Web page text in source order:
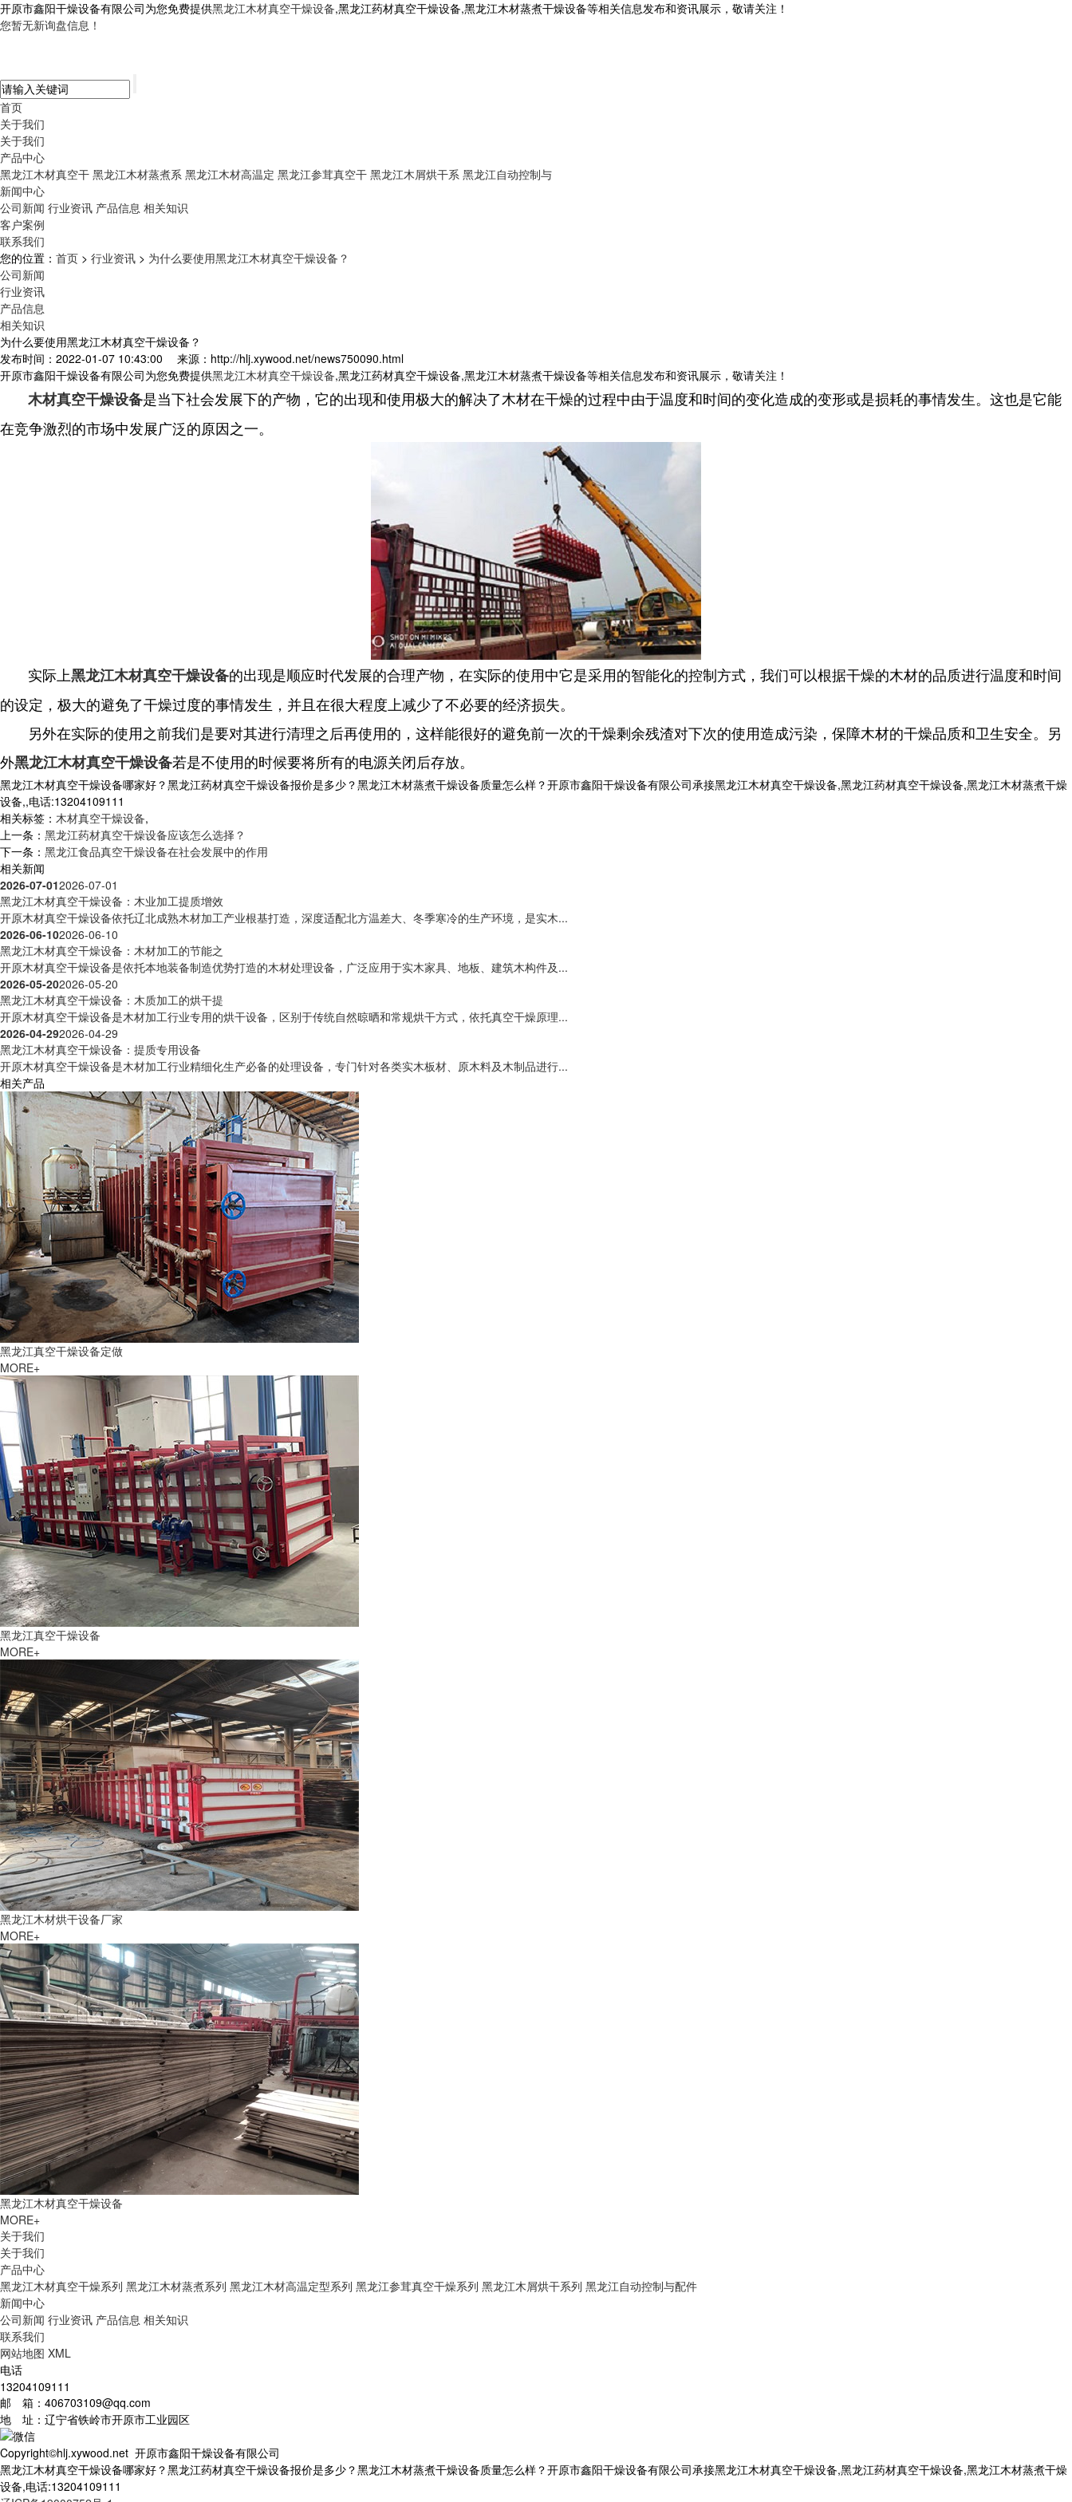
开原市鑫阳干燥设备有限公司为您免费提供黑龙江木材真空干燥设备,黑龙江药材真空干燥设备,黑龙江木材蒸煮干燥设备等相关信息发布和资讯展示，敬请关注！
您暂无新询盘信息！
首页
关于我们
关于我们
产品中心
黑龙江木材真空干 黑龙江木材蒸煮系 黑龙江木材高温定 黑龙江参茸真空干 黑龙江木屑烘干系 黑龙江自动控制与
新闻中心
公司新闻 行业资讯 产品信息 相关知识
客户案例
联系我们
您的位置： 首页 > 行业资讯 > 为什么要使用黑龙江木材真空干燥设备？
公司新闻
行业资讯
产品信息
相关知识
为什么要使用黑龙江木材真空干燥设备？
发布时间：2022-01-07 10:43:00
来源：http://hlj.xywood.net/news750090.html
开原市鑫阳干燥设备有限公司为您免费提供黑龙江木材真空干燥设备,黑龙江药材真空干燥设备,黑龙江木材蒸煮干燥设备等相关信息发布和资讯展示，敬请关注！
木材真空干燥设备是当下社会发展下的产物，它的出现和使用极大的解决了木材在干燥的过程中由于温度和时间的变化造成的变形或是损耗的事情发生。这也是它能
在竞争激烈的市场中发展广泛的原因之一。
实际上黑龙江木材真空干燥设备的出现是顺应时代发展的合理产物，在实际的使用中它是采用的智能化的控制方式，我们可以根据干燥的木材的品质进行温度和时间
的设定，极大的避免了干燥过度的事情发生，并且在很大程度上减少了不必要的经济损失。
另外在实际的使用之前我们是要对其进行清理之后再使用的，这样能很好的避免前一次的干燥剩余残渣对下次的使用造成污染，保障木材的干燥品质和卫生安全。另
外黑龙江木材真空干燥设备若是不使用的时候要将所有的电源关闭后存放。
黑龙江木材真空干燥设备哪家好？黑龙江药材真空干燥设备报价是多少？黑龙江木材蒸煮干燥设备质量怎么样？开原市鑫阳干燥设备有限公司承接黑龙江木材真空干燥设备,黑龙江药材真空干燥设备,黑龙江木材蒸煮干燥
设备,,电话:13204109111
相关标签： 木材真空干燥设备,
上一条： 黑龙江药材真空干燥设备应该怎么选择？
下一条： 黑龙江食品真空干燥设备在社会发展中的作用
相关新闻
2026-07-012026-07-01
黑龙江木材真空干燥设备：木业加工提质增效
开原木材真空干燥设备依托辽北成熟木材加工产业根基打造，深度适配北方温差大、冬季寒冷的生产环境，是实木...
2026-06-102026-06-10
黑龙江木材真空干燥设备：木材加工的节能之
开原木材真空干燥设备是依托本地装备制造优势打造的木材处理设备，广泛应用于实木家具、地板、建筑木构件及...
2026-05-202026-05-20
黑龙江木材真空干燥设备：木质加工的烘干提
开原木材真空干燥设备是木材加工行业专用的烘干设备，区别于传统自然晾晒和常规烘干方式，依托真空干燥原理...
2026-04-292026-04-29
黑龙江木材真空干燥设备：提质专用设备
开原木材真空干燥设备是木材加工行业精细化生产必备的处理设备，专门针对各类实木板材、原木料及木制品进行...
相关产品
黑龙江真空干燥设备定做
MORE+
黑龙江真空干燥设备
MORE+
黑龙江木材烘干设备厂家
MORE+
黑龙江木材真空干燥设备
MORE+
关于我们
关于我们
产品中心
黑龙江木材真空干燥系列 黑龙江木材蒸煮系列 黑龙江木材高温定型系列 黑龙江参茸真空干燥系列 黑龙江木屑烘干系列 黑龙江自动控制与配件
新闻中心
公司新闻 行业资讯 产品信息 相关知识
联系我们
网站地图 XML
电话
13204109111
邮 箱：406703109@qq.com
地 址：辽宁省铁岭市开原市工业园区
Copyright©hlj.xywood.net 开原市鑫阳干燥设备有限公司
黑龙江木材真空干燥设备哪家好？黑龙江药材真空干燥设备报价是多少？黑龙江木材蒸煮干燥设备质量怎么样？开原市鑫阳干燥设备有限公司承接黑龙江木材真空干燥设备,黑龙江药材真空干燥设备,黑龙江木材蒸煮干燥
设备,电话:13204109111